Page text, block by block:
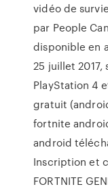
vidéo de
par People
disponible en
25 juillet 2017,
PlayStation 4
gratuit
fortnite
android
Inscription et
FORTNITE